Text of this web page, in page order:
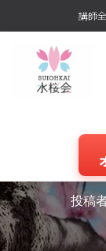
講師
絶対学
オン
投稿